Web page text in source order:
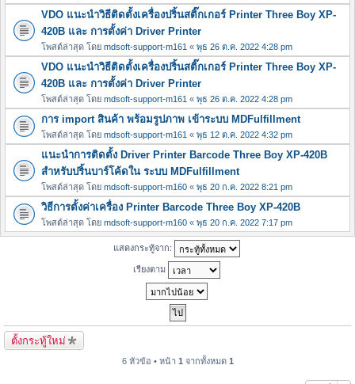
VDO แนะนำวิธีติดตั้งเครื่องปริ้นสติ๊กเกอร์ Printer Three Boy XP-
420B และ การตั้งค่า Driver Printer
โพสต์ล่าสุด โดย mdsoft-support-m161 « พุธ 26 ต.ค. 2022 4:28 pm
VDO แนะนำวิธีติดตั้งเครื่องปริ้นสติ๊กเกอร์ Printer Three Boy XP-
420B และ การตั้งค่า Driver Printer
โพสต์ล่าสุด โดย mdsoft-support-m161 « พุธ 26 ต.ค. 2022 4:28 pm
การ import สินค้า พร้อมรูปภาพ เข้าระบบ MDFulfillment
โพสต์ล่าสุด โดย mdsoft-support-m161 « พุธ 12 ต.ค. 2022 4:32 pm
แนะนำการติดตั้ง Driver Printer Barcode Three Boy XP-420B
สำหรับปริ้นบาร์โค้ดใน ระบบ MDFulfillment
โพสต์ล่าสุด โดย mdsoft-support-m160 « พุธ 20 ก.ค. 2022 8:21 pm
วิธีการตั้งค่าเครื่อง Printer Barcode Three Boy XP-420B
โพสต์ล่าสุด โดย mdsoft-support-m160 « พุธ 20 ก.ค. 2022 7:17 pm
แสดงกระทู้จาก:
เรียงตาม
ตั้งกระทู้ใหม่
6 หัวข้อ • หน้า 1 จากทั้งหมด 1